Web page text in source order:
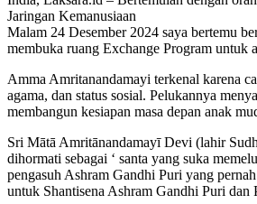
Jaringan Kemanusiaan
Malam 24 Desember 2024 saya bertemu
membuka ruang Exchange Program untuk
Amma Amritanandamayi terkenal karena
agama, dan status sosial. Pelukannya
membangun kesiapan masa depan anak
Sri Mātā Amritānandamayī Devi (lahir
dihormati sebagai ‘ santa yang suka
pengasuh Ashram Gandhi Puri yang
untuk Shantisena Ashram Gandhi Puri dan